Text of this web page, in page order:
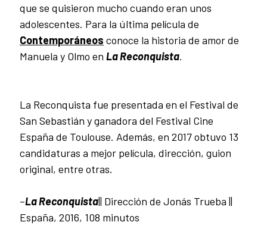
que se quisieron mucho cuando eran unos
adolescentes. Para la última película de
Contemporáneos conoce la historia de amor de
Manuela y Olmo en La Reconquista.
La Reconquista fue presentada en el Festival de
San Sebastián y ganadora del Festival Cine
España de Toulouse. Además, en 2017 obtuvo 13
candidaturas a mejor película, dirección, guion
original, entre otras.
–La Reconquista|| Dirección de Jonás Trueba ||
España, 2016, 108 minutos